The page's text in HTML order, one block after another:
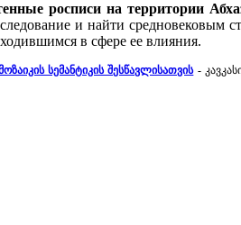
росписи на территории
и найти
в сфере ее влияния.
სემანტიკის შესწავლისათვის-